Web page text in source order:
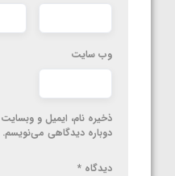
وب‌ سایت
ذخیره نام، ایمیل و
دوباره دیدگاهی می‌نویسم.
دیدگاه *